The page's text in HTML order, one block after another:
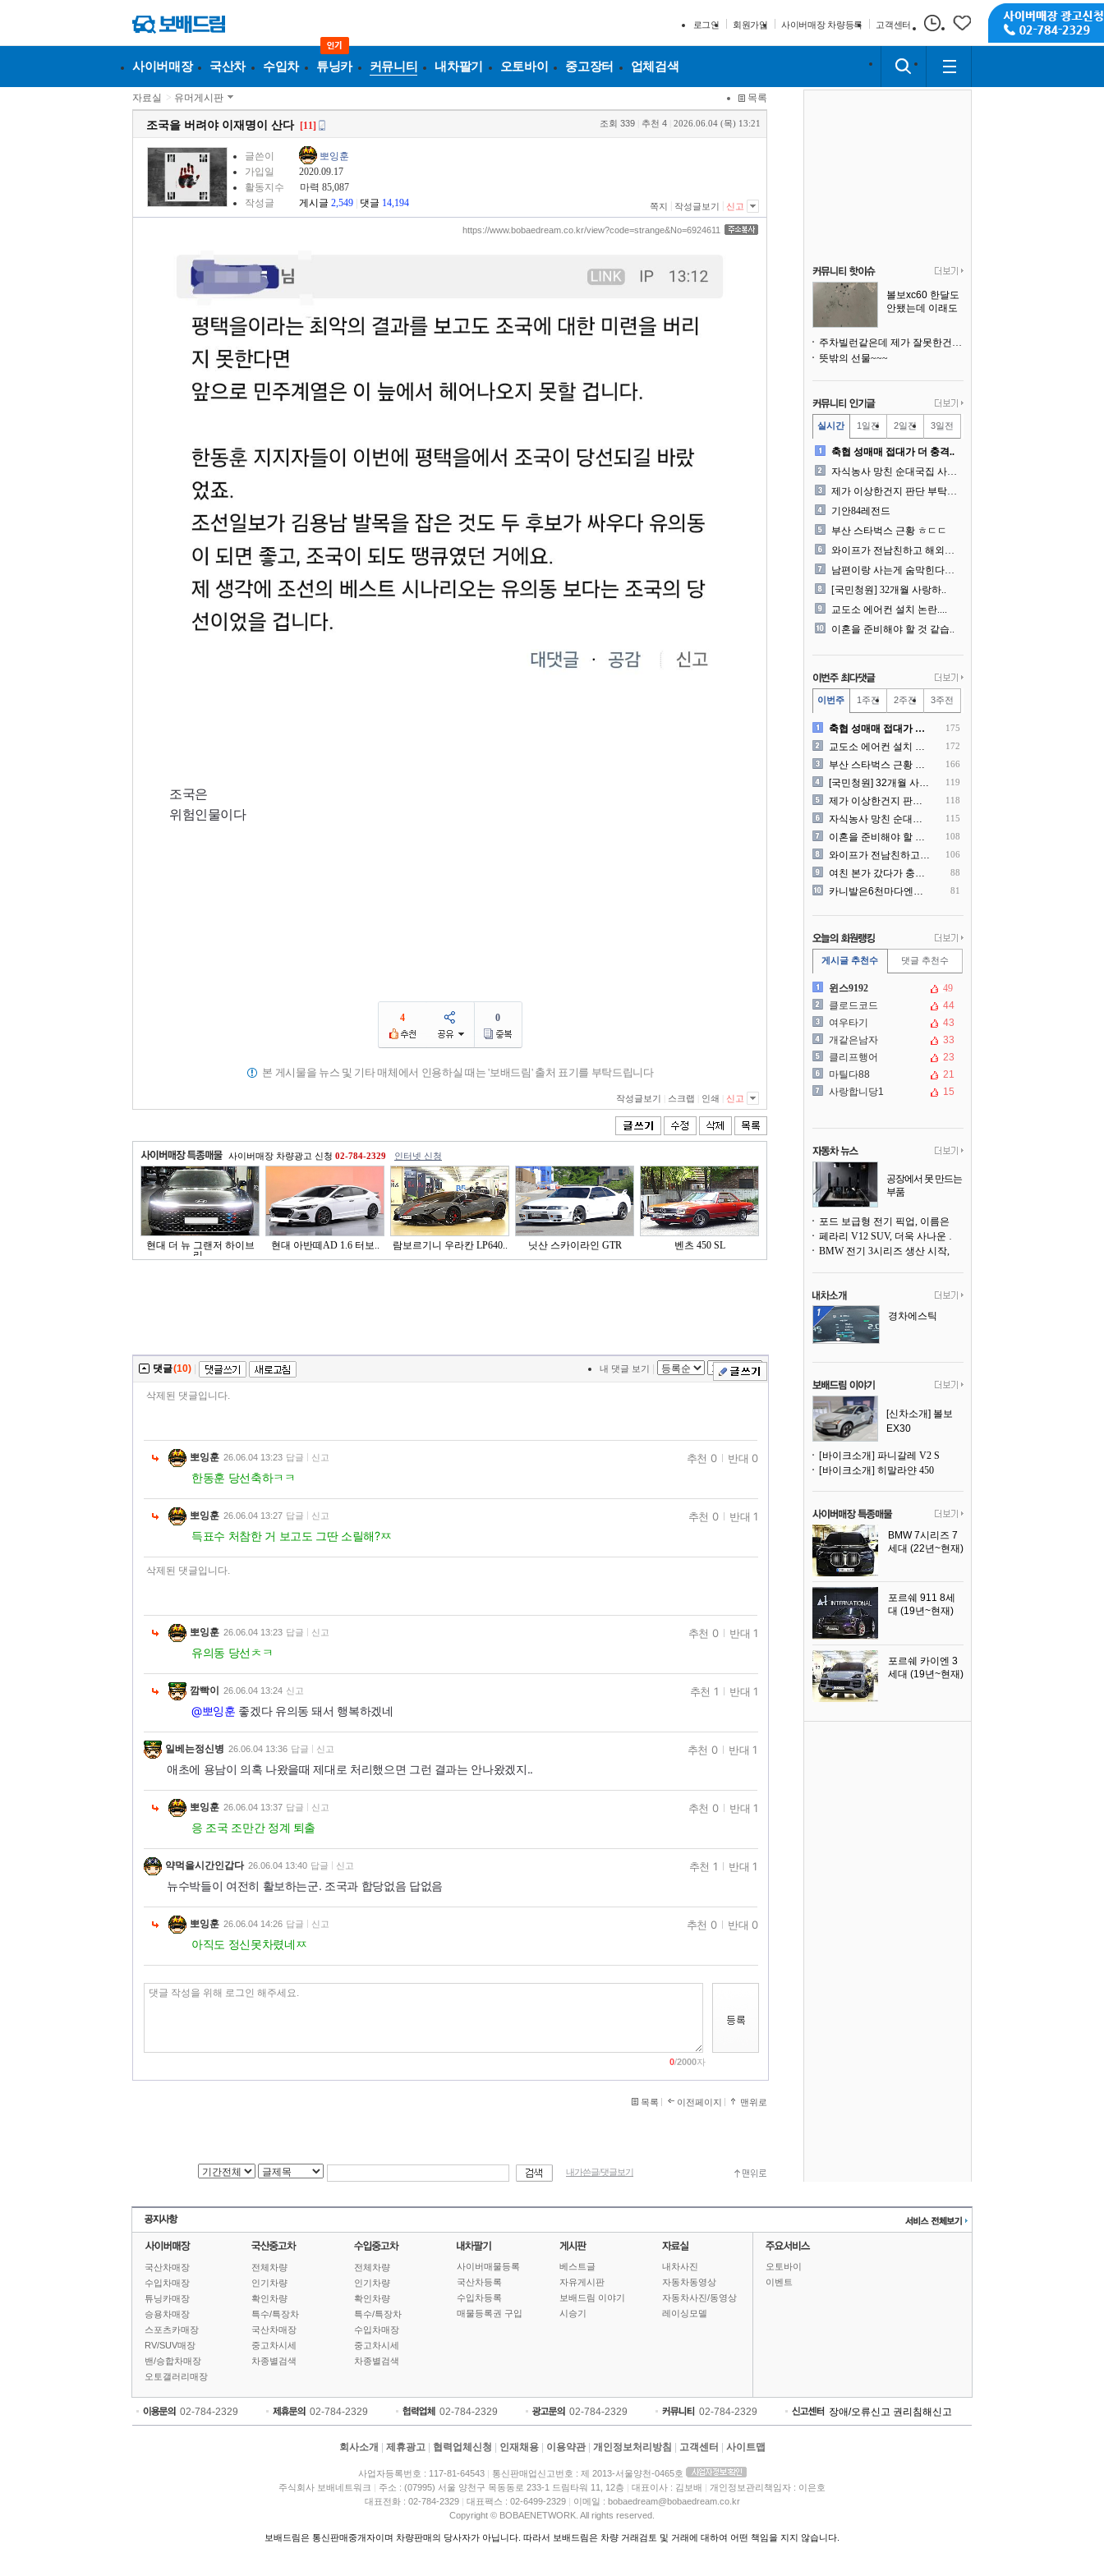
로그인 회원가입 사이버매장 차량등록 고객센터
사이버매장 국산차 수입차 튜닝카 커뮤니티 내차팔기 오토바이 중고장터 업체검색
자료실 > 유머게시판 목록
조국을 버려야 이재명이 산다 [11] 조회 339 추천 4 2026.06.04 (목) 13:21
글쓴이
뽀잉훈
가입일
2020.09.17
활동지수
마력 85,087
작성글
게시글 2,549 댓글 14,194 쪽지 작성글보기 신고
https://www.bobaedream.co.kr/view?code=strange&No=6924611
조국은
위험인물이다
4 0
본 게시물을 뉴스 및 기타 매체에서 인용하실 때는 '보배드림' 출처 표기를 부탁드립니다
작성글보기 스크랩 인쇄 신고
사이버매장 차량광고 신청 02-784-2329 인터넷 신청
현대 더 뉴 그랜저 하이브
리..
현대 아반떼AD 1.6 터보.. 람보르기니 우라칸 LP640.. 닛산 스카이라인 GTR 벤츠 450 SL
댓글(10) 내 댓글 보기
삭제된 댓글입니다.
뽀잉훈 26.06.04 13:23 답글 신고
한동훈 당선축하ㅋㅋ
추천 0 반대 0
뽀잉훈 26.06.04 13:27 답글 신고
득표수 처참한 거 보고도 그딴 소릴해?ㅉ
추천 0 반대 1
삭제된 댓글입니다.
뽀잉훈 26.06.04 13:23 답글 신고
유의동 당선ㅊㅋ
추천 0 반대 1
깜빡이 26.06.04 13:24 신고
@뽀잉훈 좋겠다 유의동 돼서 행복하겠네
추천 1 반대 1
일베는정신병 26.06.04 13:36 답글 신고
애초에 용남이 의혹 나왔을때 제대로 처리했으면 그런 결과는 안나왔겠지..
추천 0 반대 1
뽀잉훈 26.06.04 13:37 답글 신고
응 조국 조만간 정계 퇴출
추천 0 반대 1
약먹을시간인갑다 26.06.04 13:40 답글 신고
뉴수박들이 여전히 활보하는군. 조국과 합당없음 답없음
추천 1 반대 1
뽀잉훈 26.06.04 14:26 답글 신고
아직도 정신못차렸네ㅉ
추천 0 반대 0
0/2000자
목록 이전페이지 맨위로
내가쓴글/댓글보기
볼보xc60 한달도
안됐는데 이래도
주차빌런같은데 제가 잘못한건가요
뜻밖의 선물~~~
실시간 1일전 2일전 3일전
축협 성매매 접대가 더 충격..
자식농사 망친 순대국집 사장..
제가 이상한건지 판단 부탁드..
기안84레전드
부산 스타벅스 근황 ㅎㄷㄷ
와이프가 전남친하고 해외여행..
남편이랑 사는게 숨막힌다는 ..
[국민청원] 32개월 사랑하..
교도소 에어컨 설치 논란....
이혼을 준비해야 할 것 같습..
이번주 1주전 2주전 3주전
축협 성매매 접대가 더 충격.. 175
교도소 에어컨 설치 논란.... 172
부산 스타벅스 근황 ㅎㄷㄷ 166
[국민청원] 32개월 사랑하.. 119
제가 이상한건지 판단 부탁드.. 118
자식농사 망친 순대국집 사장.. 115
이혼을 준비해야 할 것 같습.. 108
와이프가 전남친하고 해외여행.. 106
여친 본가 갔다가 충격 먹은.. 88
카니발은6천마다엔진점검을해야.. 81
게시글 추천수 댓글 추천수
윈스9192
49
클로드코드
44
여우타기
43
개같은남자
33
클리프행어
23
마틸다88
21
사랑합니당1
15
공장에서 못 만드는
부품
어낸다
페라리 V12 SUV, 더욱 사나운 얼굴로 돌아온다
경차에스틱
[신차소개] 볼보
EX30
[바이크소개] 파니갈레 V2 S
[바이크소개] 히말라얀 450
BMW 7시리즈 7
세대 (22년~현재)
포르쉐 911 8세
대 (19년~현재)
포르쉐 카이엔 3
세대 (19년~현재)
국산차매장
수입차매장
튜닝카매장
승용차매장
스포츠카매장
RV/SUV매장
밴/승합차매장
오토갤러리매장
전체차량
인기차량
확인차량
특수/특장차
국산차매장
중고차시세
차종별검색
전체차량
인기차량
확인차량
특수/특장차
수입차매장
중고차시세
차종별검색
사이버매물등록
국산차등록
수입차등록
매물등록권 구입
베스트글
자유게시판
보배드림 이야기
시승기
내차사진
자동차동영상
자동차사진/동영상
레이싱모델
오토바이
이벤트
02-784-2329 02-784-2329 02-784-2329 02-784-2329 02-784-2329 장애/오류신고 권리침해신고
회사소개 제휴광고 협력업체신청 인재채용 이용약관 개인정보처리방침 고객센터 사이트맵
사업자등록번호 : 117-81-64543 | 통신판매업신고번호 : 제 2013-서울양천-0465호
주식회사 보배네트워크 | 주소 : (07995) 서울 양천구 목동동로 233-1 드림타워 11, 12층 | 대표이사 : 김보배 | 개인정보관리책임자 : 이은호
대표전화 : 02-784-2329 | 대표팩스 : 02-6499-2329 | 이메일 : bobaedream@bobaedream.co.kr
Copyright © BOBAENETWORK. All rights reserved.
보배드림은 통신판매중개자이며 차량판매의 당사자가 아닙니다. 따라서 보배드림은 차량 거래검토 및 거래에 대하여 어떤 책임을 지지 않습니다.